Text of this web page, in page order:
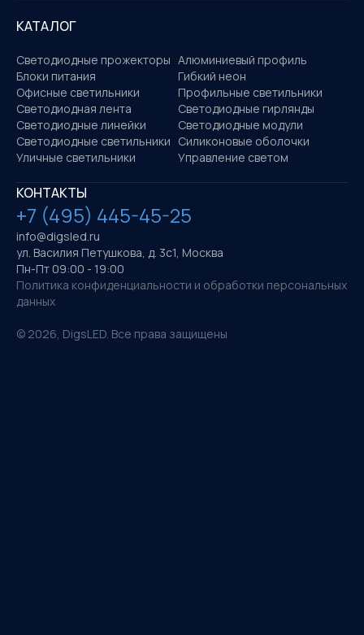
КАТАЛОГ
Светодиодные прожекторы Алюминиевый профиль
Блоки питания
Гибкий неон
Офисные светильники
Профильные светильники
Светодиодная лента
Светодиодные гирлянды
Светодиодные линейки
Светодиодные модули
Светодиодные светильники Силиконовые оболочки
Уличные светильники
Управление светом
КОНТАКТЫ
+7 (495) 445-45-25
info@digsled.ru
ул. Василия Петушкова, д. 3с1, Москва
Пн-Пт 09:00 - 19:00
Политика конфиденциальности и обработки персональных
данных
© 2026, DigsLED. Все права защищены